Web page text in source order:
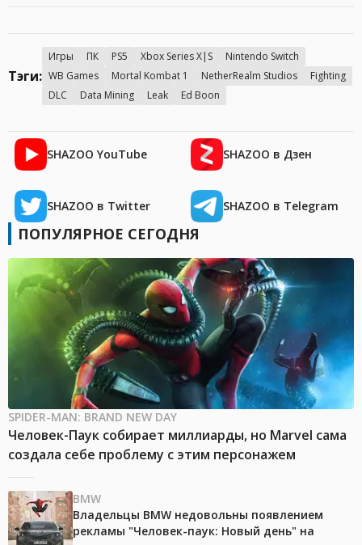
Тэги:
Игры ПК PS5 Xbox Series X|S
Nintendo Switch
WB Games
Mortal Kombat 1 NetherRealm Studios
Fighting
DLC
Data Mining Leak Ed Boon
SHAZOO YouTube SHAZOO в Дзен
SHAZOO в Twitter SHAZOO в Telegram
ПОПУЛЯРНОЕ СЕГОДНЯ
SPIDER-MAN: BRAND NEW DAY
Человек-Паук собирает миллиарды, но Marvel сама
создала себе проблему с этим персонажем
BMW
Владельцы BMW недовольны появлением
рекламы "Человек-паук: Новый день" на